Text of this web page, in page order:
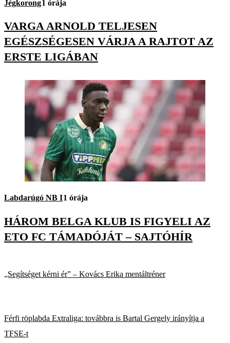
Jégkorong1 órája
VARGA ARNOLD TELJESEN
EGÉSZSÉGESEN VÁRJA A RAJTOT AZ
ERSTE LIGÁBAN
Labdarúgó NB I1 órája
HÁROM BELGA KLUB IS FIGYELI AZ
ETO FC TÁMADÓJÁT – SAJTÓHÍR
„Segítséget kérni ér” – Kovács Erika mentáltréner
Férfi röplabda Extraliga: továbbra is Bartal Gergely irányítja a
TFSE-t